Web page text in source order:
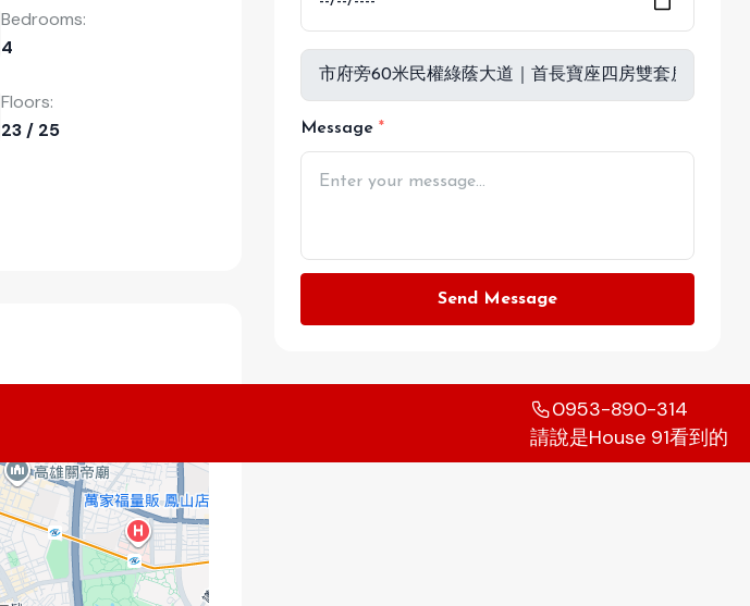
Bedrooms:
4
Floors:
23 / 25
Message
Send Message
0953-890-314
請說是House 91看到的